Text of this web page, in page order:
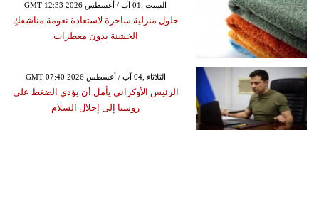
GMT 12:33 2026 السبت ,01 آب / أغسطس
حلول منزلية ساحرة لاستعادة نعومة مناشفكِ
الخشنة بدون معطرات
GMT 07:40 2026 الثلاثاء ,04 آب / أغسطس
الرئيس الأوكراني يأمل أن يؤدي الضغط على
روسيا إلى إحلال السلام